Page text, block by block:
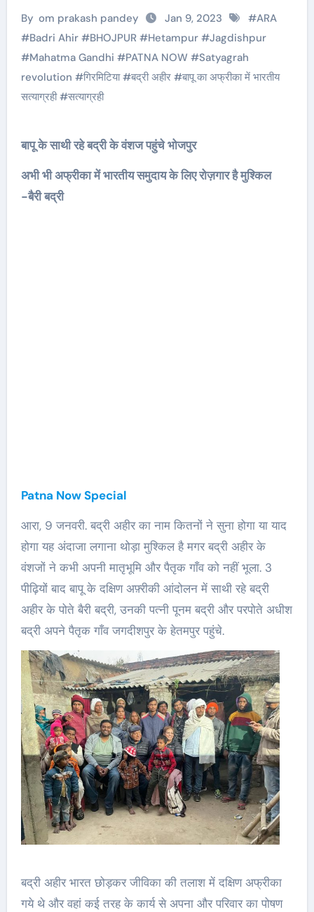
By om prakash pandey Jan 9, 2023 #ARA
#Badri Ahir#BHOJPUR#Hetampur#Jagdishpur
#Mahatma Gandhi #PATNA NOW #Satyagrah
revolution #गिरमिटिया#बद्री अहीर#बापू का अफ्रीका में भारतीय
सत्याग्रही#सत्याग्रही
बापू के साथी रहे बद्री के वंशज पहुंचे भोजपुर
अभी भी अफ्रीका में भारतीय समुदाय के लिए रोज़गार है मुश्किल
-बैरी बद्री
Patna Now Special
आरा, 9 जनवरी. बद्री अहीर का नाम कितनों ने सुना होगा या याद
होगा यह अंदाजा लगाना थोड़ा मुश्किल है मगर बद्री अहीर के
वंशजों ने कभी अपनी मातृभूमि और पैतृक गाँव को नहीं भूला. 3
पीढ़ियों बाद बापू के दक्षिण अफ़्रीकी आंदोलन में साथी रहे बद्री
अहीर के पोते बैरी बद्री, उनकी पत्नी पूनम बद्री और परपोते अधीश
बद्री अपने पैतृक गाँव जगदीशपुर के हेतमपुर पहुंचे.
बद्री अहीर भारत छोड़कर जीविका की तलाश में दक्षिण अफ्रीका
गये थे और वहां कई तरह के कार्य से अपना और परिवार का पोषण